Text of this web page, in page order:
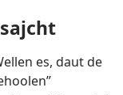
es, daut de